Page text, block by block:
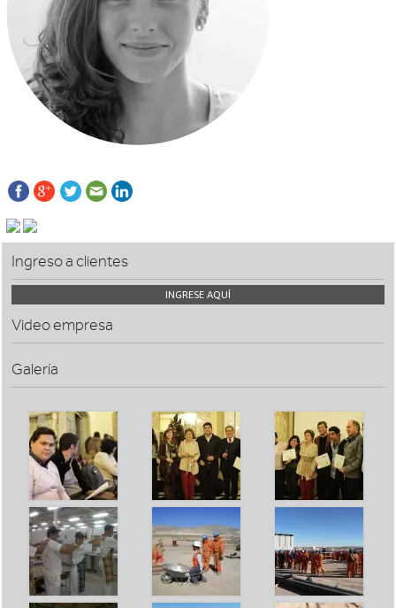
Ingreso a clientes
INGRESE AQUÍ
Video empresa
Galería